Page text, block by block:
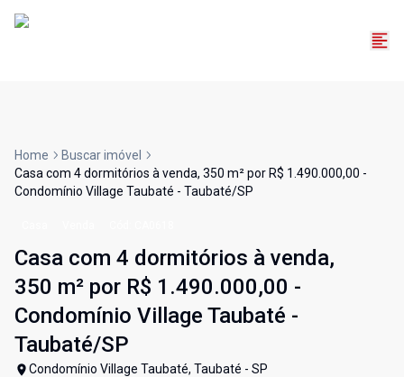
Home
Buscar imóvel
Casa com 4 dormitórios à venda, 350 m² por R$ 1.490.000,00 -
Condomínio Village Taubaté - Taubaté/SP
Casa com 4 dormitórios à venda,
350 m² por R$ 1.490.000,00 -
Condomínio Village Taubaté -
Taubaté/SP
Condomínio Village Taubaté, Taubaté - SP